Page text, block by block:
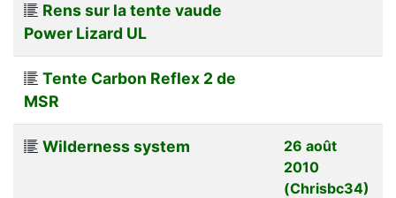
Rens sur la tente vaude
Power Lizard UL
Tente Carbon Reflex 2 de
MSR
Wilderness system
26 août
2010
(Chrisbc34)